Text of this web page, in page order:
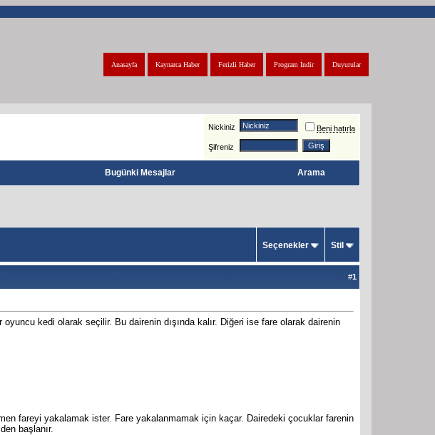
Duyurular
Program İndir
Ferizli Haber
Kaynarca Haber
Anasayfa
Nickiniz Beni hatırla
Şifreniz
Bugünki Mesajlar Arama
Seçenekler Stil
#1
kedi olarak seçilir. Bu dairenin dışında kalır. Diğeri ise fare olarak dairenin
fareyi yakalamak ister. Fare yakalanmamak için kaçar. Dairedeki çocuklar farenin
başlanır.